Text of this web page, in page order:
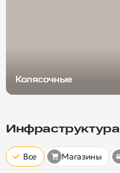
Колясочные
Инфраструктура
Все Магазины